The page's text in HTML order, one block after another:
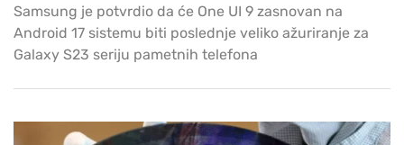
Samsung je potvrdio da će One UI 9 zasnovan na
Android 17 sistemu biti poslednje veliko ažuriranje za
Galaxy S23 seriju pametnih telefona